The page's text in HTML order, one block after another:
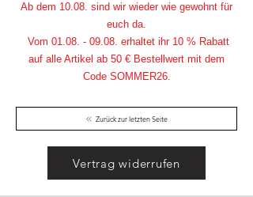
Zurück zur letzten Seite
Ab dem 10.08. sind wir wieder wie gewohnt für
euch da.
Vom 01.08. - 09.08. erhaltet ihr 10 % Rabatt
auf alle Artikel ab 50 € Bestellwert mit dem
Code SOMMER26.
Vertrag widerrufen